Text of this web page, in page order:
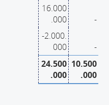
16.000
.000
-
-2.000.
000
-
24.500
.000
10.500
.000